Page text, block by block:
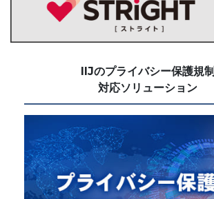
IIJのプライバシー保護規制
対応ソリューション